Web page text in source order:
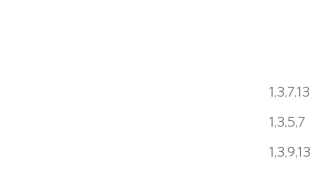
1,3,7,13
1,3,5,7
1,3,9,13